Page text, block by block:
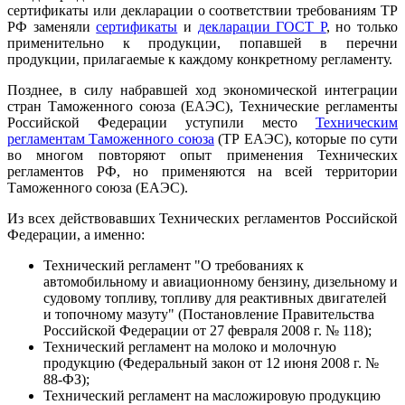
сертификаты или декларации о соответствии требованиям ТР
РФ заменялисертификаты и декларации ГОСТ Р, но только
применительно к продукции, попавшей в перечни
продукции, прилагаемые к каждому конкретному регламенту.
Позднее, в силу набравшей ход экономической интеграции
стран Таможенного союза (ЕАЭС), Технические регламенты
Российской Федерации уступили место Техническим
регламентам Таможенного союза (ТР ЕАЭС), которые по сути
во многом повторяют опыт применения Технических
регламентов РФ, но применяются на всей территории
Таможенного союза (ЕАЭС).
Из всех действовавших Технических регламентов Российской
Федерации, а именно:
Технический регламент "О требованиях к
автомобильному и авиационному бензину, дизельному и
судовому топливу, топливу для реактивных двигателей
и топочному мазуту" (Постановление Правительства
Российской Федерации от 27 февраля 2008 г. № 118);
Технический регламент на молоко и молочную
продукцию (Федеральный закон от 12 июня 2008 г. №
88-ФЗ);
Технический регламент на масложировую продукцию